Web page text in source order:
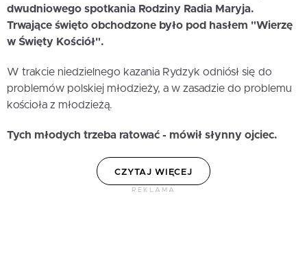
dwudniowego spotkania Rodziny Radia Maryja.
Trwające święto obchodzone było pod hasłem "Wierzę
w Święty Kościół".
W trakcie niedzielnego kazania Rydzyk odniósł się do
problemów polskiej młodzieży, a w zasadzie do problemu
kościoła z młodzieżą.
Tych młodych trzeba ratować - mówił słynny ojciec.
CZYTAJ WIĘCEJ
REKLAMA